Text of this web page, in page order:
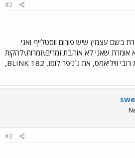
#2
בשם עצמי) שיש פורום ווסטלייף ואני
אומרת שאני לא אוהבת זמרים\זמרות\להקות
אחרות. אני כן אוהבת את רובי וויליאמס, את ג`ניפר לופז, BLINK 182,
#3